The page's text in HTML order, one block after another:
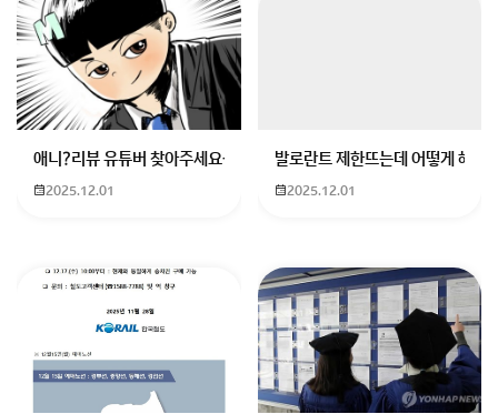
1990년대 한일 관계와 독도 문제
1990년대 놀이시설의 발전
1990년대 한국 영화의 어려움과 변화: 1990년대 초중반에는 한국 영화가
발견하실 수 있을 거예요. 즐거운 시간 되세요!
회원가입 혹은 광고 [X]를 누르면 내용이 보입니다
애니?리뷰 유튜버 찾아주세요ㅠㅠ 무슨 검정머리 남자 캐릭터에 더빙하
2025.12.01
발로란트 제한뜨는데 어떻게 해야
2025.12.01